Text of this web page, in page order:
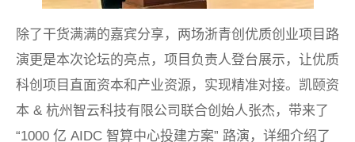
除了干货满满的嘉宾分享，两场浙青创优质创业项目路
演更是本次论坛的亮点，项目负责人登台展示，让优质
科创项目直面资本和产业资源，实现精准对接。凯颐资
本 & 杭州智云科技有限公司联合创始人张杰，带来了
“1000 亿 AIDC 智算中心投建方案” 路演，详细介绍了